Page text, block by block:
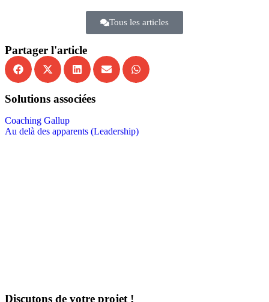
Tous les articles
Partager l'article
Solutions associées
Coaching Gallup
Au delà des apparents (Leadership)
Discutons de votre projet !